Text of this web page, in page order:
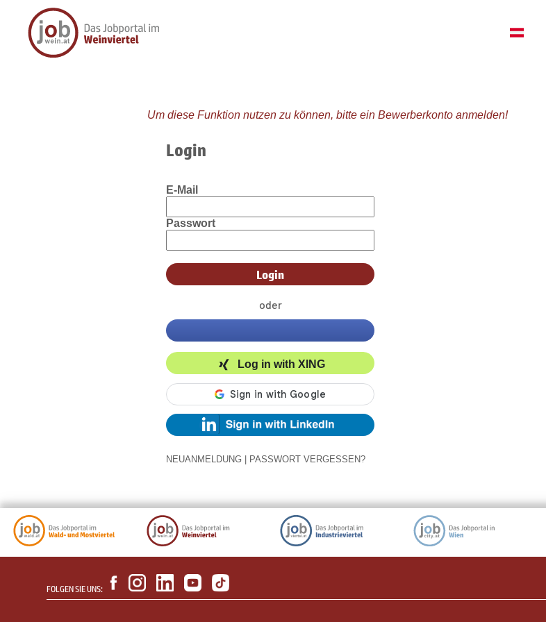
Um diese Funktion nutzen zu können, bitte ein Bewerberkonto anmelden!
Login
E-Mail
Passwort
oder
Log in with XING
NEUANMELDUNG PASSWORT VERGESSEN?
FOLGEN SIE UNS: